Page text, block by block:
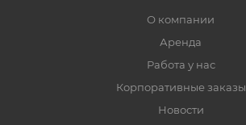
О компании
Аренда
Работа у нас
Корпоративные заказы
Новости